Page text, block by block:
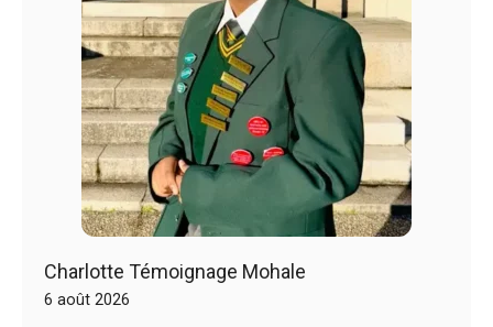
Charlotte Témoignage Mohale
6 août 2026